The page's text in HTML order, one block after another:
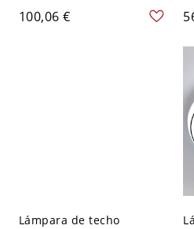
habitación infantil - Rosa
110 A 120 V Ballena
100,06 €
Lámpara de techo